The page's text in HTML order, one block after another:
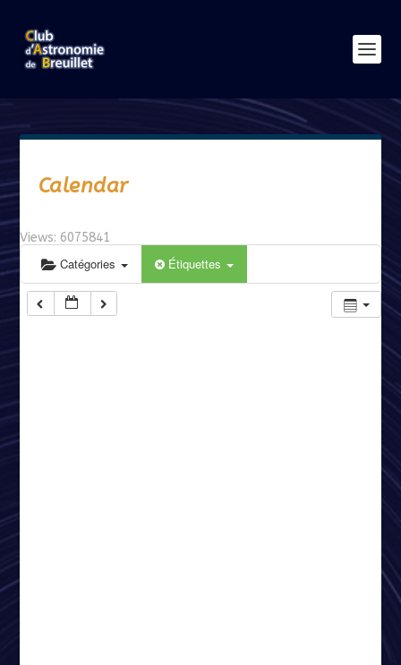
Calendar
Views: 6075841
Catégories Étiquettes